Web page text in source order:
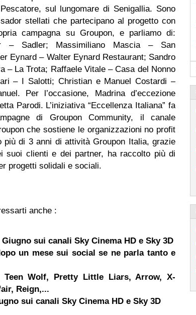
sul lungomare di Senigallia. Sono
stellati che partecipano al progetto con
campagna su Groupon, e parliamo di:
– Sadler; Massimiliano Mascia – San
Eynard – Walter Eynard Restaurant; Sandro
– La Trota; Raffaele Vitale – Casa del Nonno
– I Salotti; Christian e Manuel Costardi –
Per l’occasione, Madrina d’eccezione
Parodi. L’iniziativa “Eccellenza Italiana” fa
di Groupon Community, il canale
che sostiene le organizzazioni no profit
più di 3 anni di attività Groupon Italia, grazie
suoi clienti e dei partner, ha raccolto più di
progetti solidali e sociali.
anche :
Giugno sui canali Sky Cinema HD e Sky 3D
un mese sui social se ne parla tanto e
Teen Wolf, Pretty Little Liars, Arrow, X-
Reign,...
sui canali Sky Cinema HD e Sky 3D